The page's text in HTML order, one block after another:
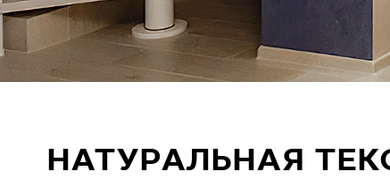
НАТУРАЛЬНАЯ